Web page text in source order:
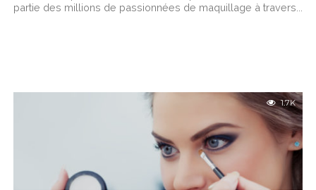
partie des millions de passionnées de maquillage à travers...
1.7K